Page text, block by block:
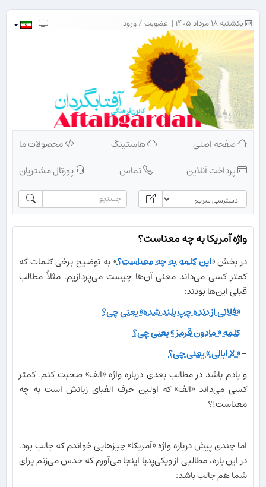
یکشنبه ۱۸ مرداد ۱۴۰۵ | عضویت/ورود
صفحه اصلی هاستینگ
محصولات ما
پرداخت آنلاین
تماس پورتال مشتریان
واژه آمریکا به چه معناست؟
در بخش «این کلمه به چه معناست؟» به توضیح برخی کلمات که
کمتر کسی می‌داند معنی آن‌ها چیست می‌پردازیم. مثلاً مطالب
قبلی این‌ها بودند:
-«فلانی از دنده چپ بلند شده» یعنی چی؟
-کلمه « مادون قرمز » یعنی چی؟
-« لا ابالی » یعنی چی؟
و یادم باشد در مطالب بعدی درباره واژه «الف» صحبت کنم. کمتر
کسی می‌داند «الف» که اولین حرف الفبای زبانش است به چه
معناست!؟
اما چندی پیش درباره واژه «آمریکا» چیزهایی خواندم که جالب بود.
در این باره، مطالبی از ویکی‌پدیا اینجا می‌آورم که حدس می‌زنم برای
شما هم جالب باشد: